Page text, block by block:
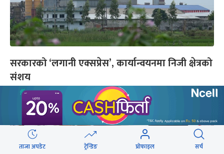
सरकारको ‘लगानी एक्सप्रेस’, कार्यान्वयनमा निजी क्षेत्रको
संशय
ताजा अपडेट ट्रेन्डिङ प्रोफाइल सर्च